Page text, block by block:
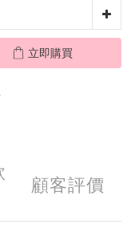
立即購買
顧客評價